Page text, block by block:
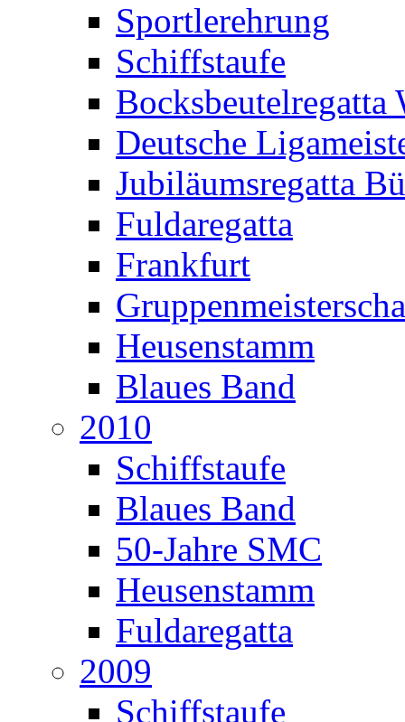
Sportlerehrung
Schiffstaufe
Bocksbeutelregatta
Deutsche
Jubiläumsregatta
Fuldaregatta
Frankfurt
Heusenstamm
Blaues Band
2010
Schiffstaufe
Blaues Band
50-Jahre SMC
Heusenstamm
Fuldaregatta
2009
Schiffstaufe